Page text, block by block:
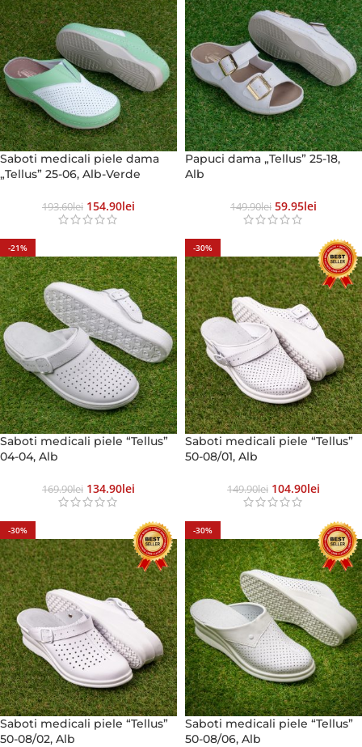
Saboti medicali piele dama
„Tellus” 25-06, Alb-Verde
193.60Lei 154.90Lei
Papuci dama „Tellus” 25-18,
Alb
149.90Lei 59.95Lei
-21%
Saboti medicali piele “Tellus”
04-04, Alb
169.90Lei 134.90Lei
-30%
Saboti medicali piele “Tellus”
50-08/01, Alb
149.90Lei 104.90Lei
-30%
Saboti medicali piele “Tellus”
50-08/02, Alb
-30%
Saboti medicali piele “Tellus”
50-08/06, Alb